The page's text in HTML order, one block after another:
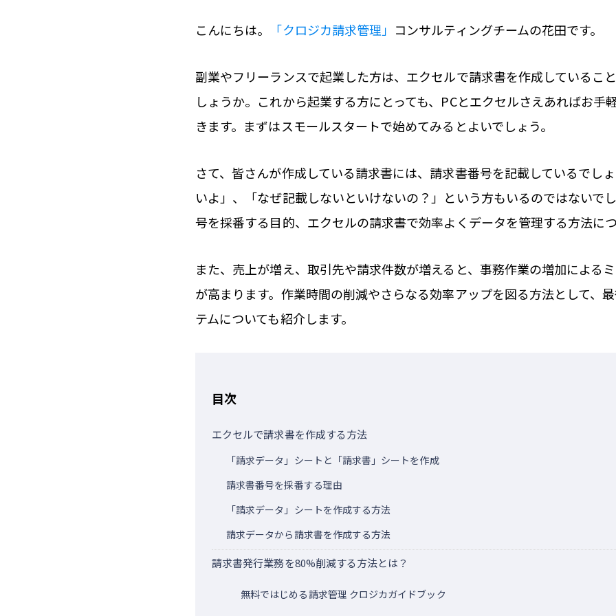
こんにちは。 「クロジカ請求管理」 コンサルティングチームの花田です。
副業やフリーランスで起業した方は、エクセルで請求書を作成しているこ
しょうか。これから起業する方にとっても、PCとエクセルさえあればお手
きます。まずはスモールスタートで始めてみるとよいでしょう。
さて、皆さんが作成している請求書には、請求書番号を記載しているでし
いよ」、「なぜ記載しないといけないの？」という方もいるのではないで
号を採番する目的、エクセルの請求書で効率よくデータを管理する方法に
また、売上が増え、取引先や請求件数が増えると、事務作業の増加による
が高まります。作業時間の削減やさらなる効率アップを図る方法として、
テムについても紹介します。
目次
エクセルで請求書を作成する方法
「請求データ」シートと「請求書」シートを作成
請求書番号を採番する理由
「請求データ」シートを作成する方法
請求データから請求書を作成する方法
請求書発行業務を80%削減する方法とは？
無料ではじめる請求管理 クロジカガイドブック